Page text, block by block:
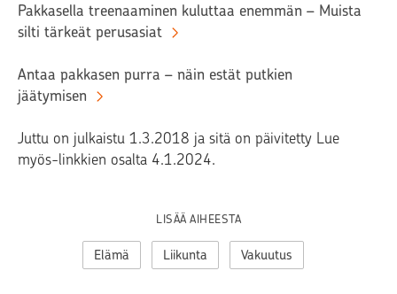
Pakkasella treenaaminen kuluttaa enemmän – Muista
silti tärkeät perusasiat
Antaa pakkasen purra – näin estät putkien
jäätymisen
Juttu on julkaistu 1.3.2018 ja sitä on päivitetty Lue
myös-linkkien osalta 4.1.2024.
LISÄÄ AIHEESTA
Elämä Liikunta Vakuutus